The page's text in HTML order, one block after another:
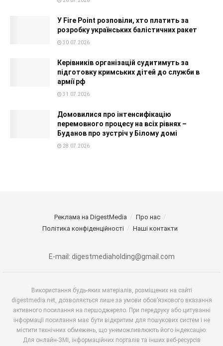
У Fire Point розповіли, хто платить за
розробку українських балістичних ракет
30.07.2026
Керівників організацій судитимуть за
підготовку кримських дітей до служби в
армії рф
31.07.2026
Домовилися про інтенсифікацію
перемовного процесу на всіх рівнях –
Буданов про зустріч у Білому домі
28.07.2026
Реклама на DigestMedia
Про нас
Політика конфіденційності
Наші контакти
E-mail: digestmediaholding@gmail.com
Використання будь-яких матеріалів, розміщених на сайті
digestmedia.net, дозволяється лише за умови обов’язкового вказання
активного посилання на першоджерело. При передруку або цитуванні
інформації посилання має бути відкритим для пошукових систем і не
містити технічних обмежень, що унеможливлюють його індексацію.
Для онлайн-ЗМІ, інформаційних порталів та інших веб-ресурсів